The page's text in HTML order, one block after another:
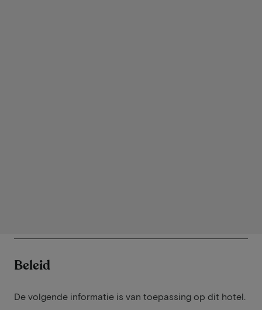
Beleid
De volgende informatie is van toepassing op dit hotel.